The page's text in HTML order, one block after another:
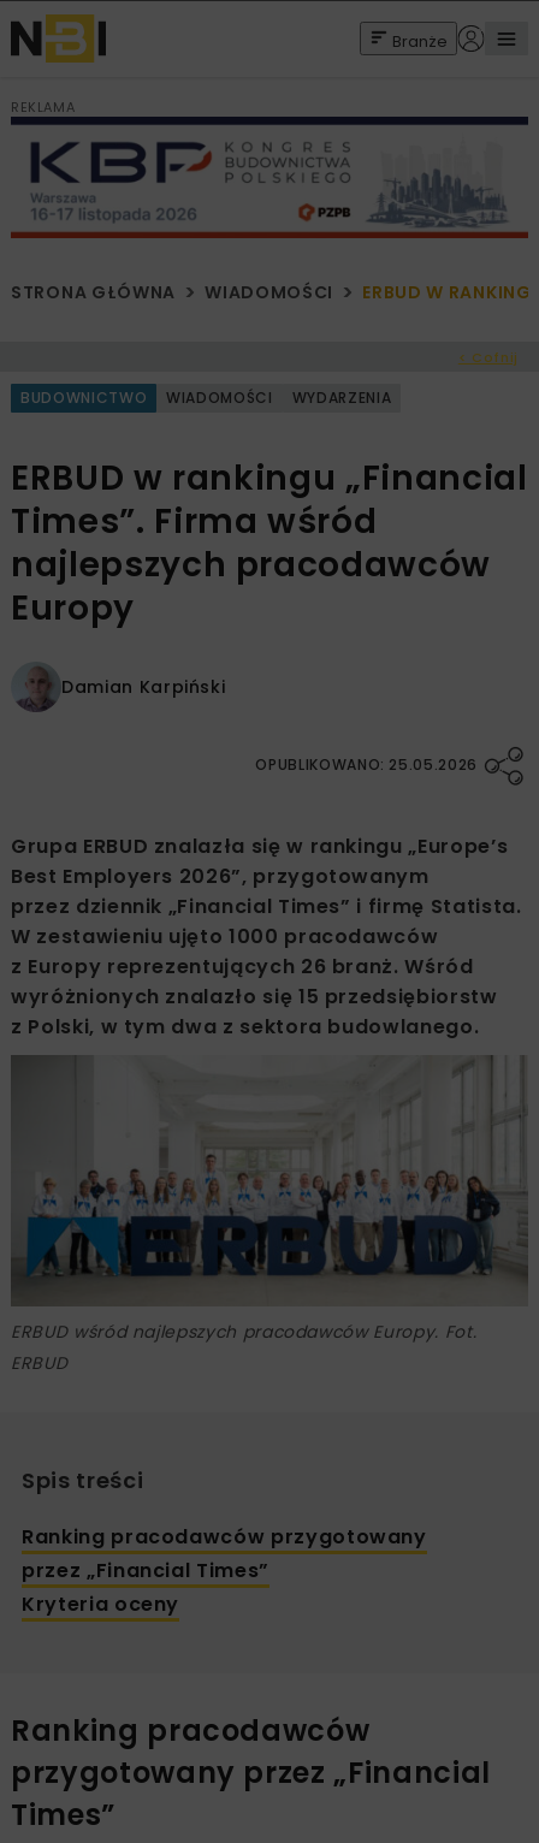
Branże
REKLAMA
STRONA GŁÓWNA WIADOMOŚCI ERBUD W
< Cofnij
BUDOWNICTWO WIADOMOŚCI WYDARZENIA
ERBUD w rankingu „Financial
Times”. Firma wśród
najlepszych pracodawców
Europy
Damian Karpiński
OPUBLIKOWANO: 25.05.2026
Grupa ERBUD znalazła się w rankingu „Europe’s
Best Employers 2026”, przygotowanym
przez dziennik „Financial Times” i firmę Statista.
W zestawieniu ujęto 1000 pracodawców
z Europy reprezentujących 26 branż. Wśród
wyróżnionych znalazło się 15 przedsiębiorstw
z Polski, w tym dwa z sektora budowlanego.
ERBUD wśród najlepszych pracodawców Europy. Fot.
ERBUD
Spis treści
Ranking pracodawców przygotowany
przez „Financial Times”
Kryteria oceny
Ranking pracodawców
przygotowany przez „Financial
Times”